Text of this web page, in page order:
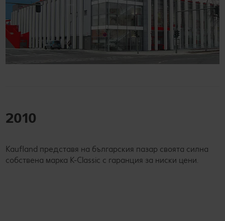
2010
Kaufland представя на българския пазар своята силна
собствена марка K-Classic с гаранция за ниски цени.